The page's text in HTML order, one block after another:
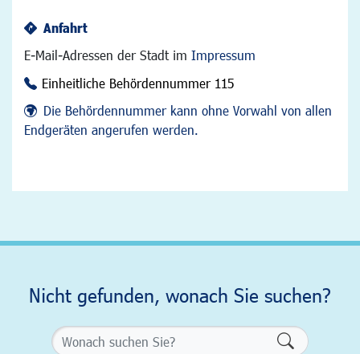
Anfahrt
E-Mail-Adressen der Stadt im Impressum
Einheitliche Behördennummer 115
Die Behördennummer kann ohne Vorwahl von allen
Endgeräten angerufen werden.
Nicht gefunden, wonach Sie suchen?